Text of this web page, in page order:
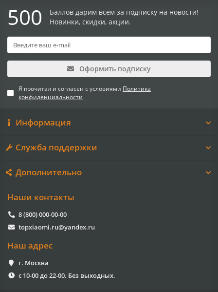
500
Баллов дарим всем за подписку на новости!
Новинки, скидки, акции.
Оформить подписку
Я прочитал и согласен с условиями Политика
конфиденциальности
Информация
Служба поддержки
Дополнительно
Наши контакты
8 (800) 000-00-00
topxiaomi.ru@yandex.ru
Наш адрес
г. Москва
с 10-00 до 22-00. Без выходных.